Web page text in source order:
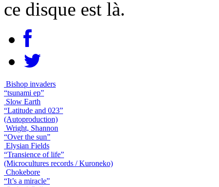
ce disque est là.
Bishop invaders
“tsunami ep”
Slow Earth
“Latitude and 023”
(Autoproduction)
Wright, Shannon
“Over the sun”
Elysian Fields
“Transience of life”
(Microcultures records / Kuroneko)
Chokebore
“It’s a miracle”